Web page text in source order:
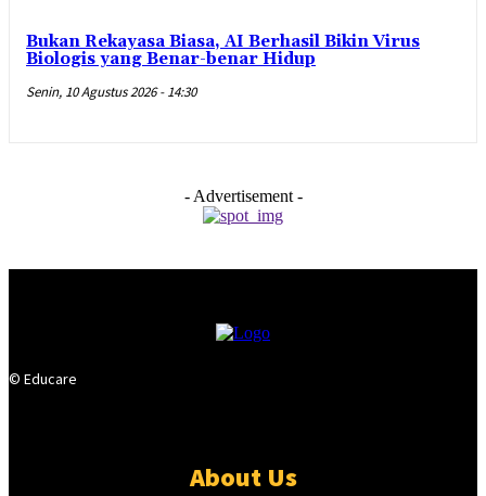
Bukan Rekayasa Biasa, AI Berhasil Bikin Virus
Biologis yang Benar-benar Hidup
Senin, 10 Agustus 2026 - 14:30
- Advertisement -
© Educare
About Us